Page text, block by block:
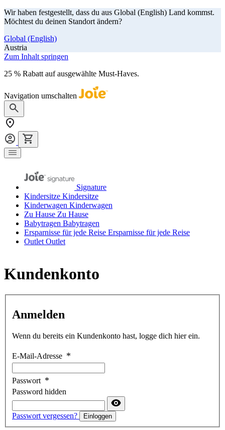
Wir haben festgestellt, dass du aus Global (English) Land kommst.
Möchtest du deinen Standort ändern?
Global (English)
Austria
Zum Inhalt springen
25 % Rabatt auf ausgewählte Must-Haves.
Navigation umschalten
Signature
Kindersitze Kindersitze
Kinderwagen Kinderwagen
Zu Hause Zu Hause
Babytragen Babytragen
Ersparnisse für jede Reise Ersparnisse für jede Reise
Outlet Outlet
Kundenkonto
Anmelden
Wenn du bereits ein Kundenkonto hast, logge dich hier ein.
E-Mail-Adresse
Passwort
Password hidden
Passwort vergessen? Einloggen